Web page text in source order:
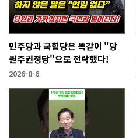
민주당과 국힘당은 똑같이 "당
원주권정당"으로 전락했다!
2026-8-6